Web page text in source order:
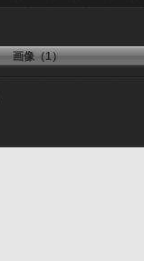
画像（1）